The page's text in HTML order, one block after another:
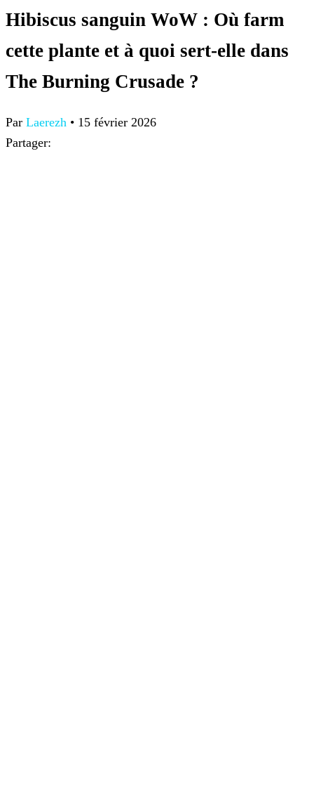
Hibiscus sanguin WoW : Où farm
cette plante et à quoi sert-elle dans
The Burning Crusade ?
Par Laerezh • 15 février 2026
Partager: